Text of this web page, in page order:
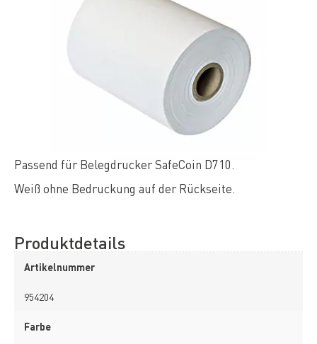
Passend für Belegdrucker SafeCoin D710.
Weiß ohne Bedruckung auf der Rückseite.
Produktdetails
Artikelnummer
954204
Farbe